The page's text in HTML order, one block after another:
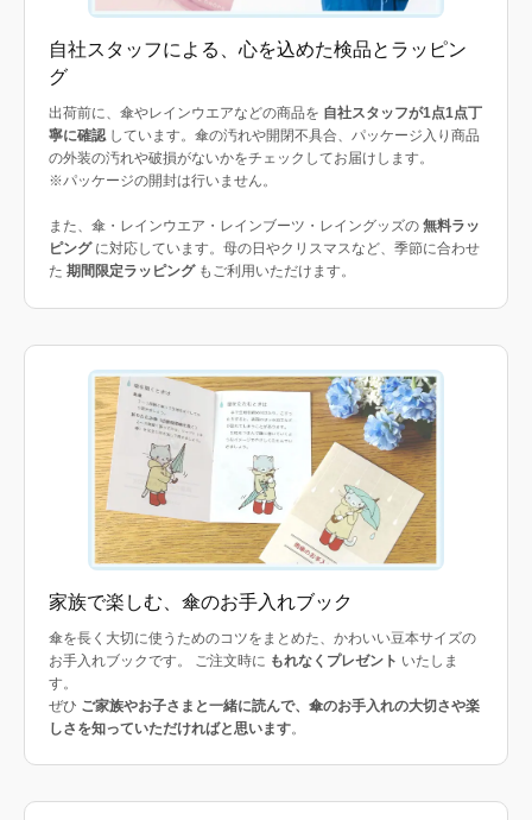
自社スタッフによる、心を込めた検品とラッピン
グ
出荷前に、傘やレインウエアなどの商品を 自社スタッフが1点1点丁
寧に確認しています。傘の汚れや開閉不具合、パッケージ入り商品
の外装の汚れや破損がないかをチェックしてお届けします。
※パッケージの開封は行いません。
また、傘・レインウエア・レインブーツ・レイングッズの 無料ラッ
ピングに対応しています。母の日やクリスマスなど、季節に合わせ
た 期間限定ラッピングもご利用いただけます。
家族で楽しむ、傘のお手入れブック
傘を長く大切に使うためのコツをまとめた、かわいい豆本サイズの
お手入れブックです。 ご注文時に もれなくプレゼント いたしま
す。
ぜひ ご家族やお子さまと一緒に読んで、傘のお手入れの大切さや楽
しさを知っていただければと思います。